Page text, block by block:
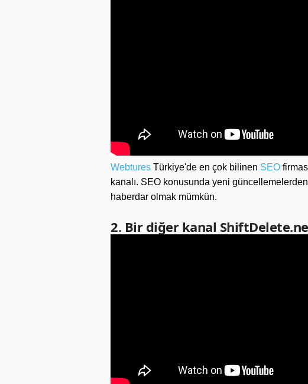
Webtures Türkiye'de en çok bilinen SEO
kanalı. SEO konusunda yeni
haberdar olmak mümkün.
2. Bir diğer kanal